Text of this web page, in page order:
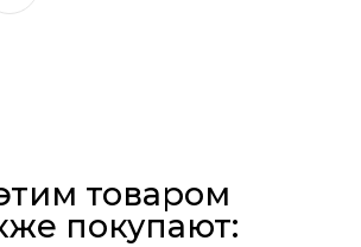
товаром
покупают: